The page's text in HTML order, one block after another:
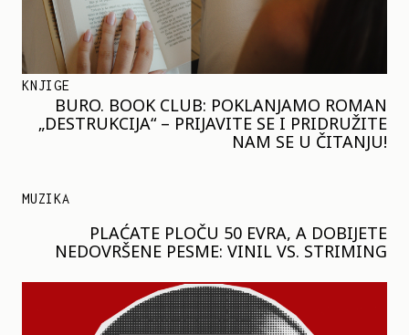
KNJIGE
BURO. BOOK CLUB: POKLANJAMO ROMAN
„DESTRUKCIJA“ – PRIJAVITE SE I PRIDRUŽITE
NAM SE U ČITANJU!
MUZIKA
PLAĆATE PLOČU 50 EVRA, A DOBIJETE
NEDOVRŠENE PESME: VINIL VS. STRIMING